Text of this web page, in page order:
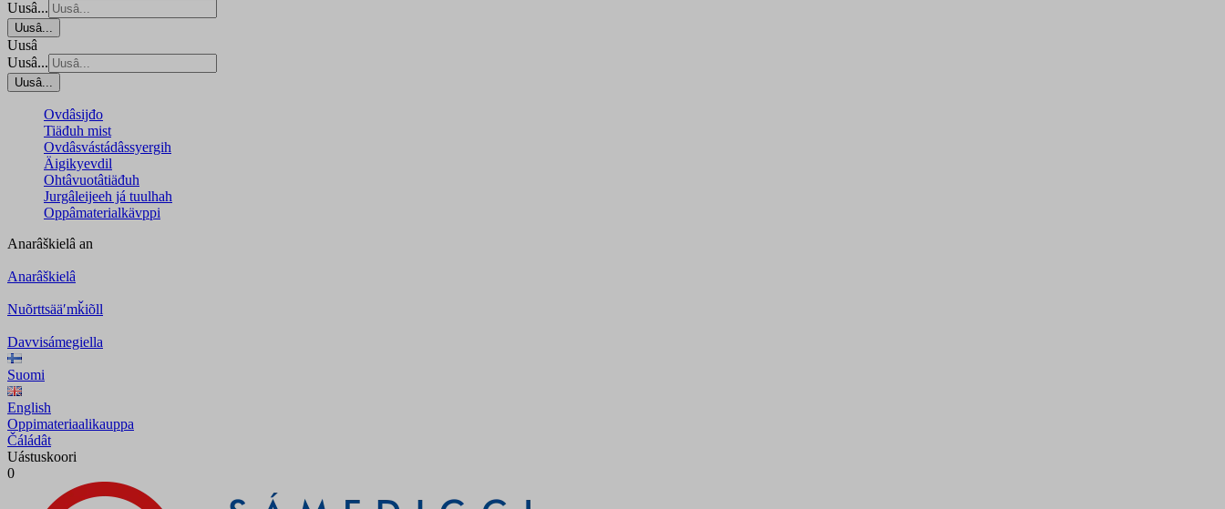
Uusâ...
Uusâ...
Uusâ
Uusâ...
Uusâ...
Ovdâsijđo
Tiäđuh mist
Ovdâsvástádâssyergih
Äigikyevdil
Ohtâvuotâtiäđuh
Jurgâleijeeh já tuulhah
Oppâmaterialkävppi
Anarâškielâ an
Anarâškielâ
Nuõrttsääʹmǩiõll
Davvisámegiella
Suomi
English
Oppimateriaalikauppa
Čáládât
Uástuskoori
0